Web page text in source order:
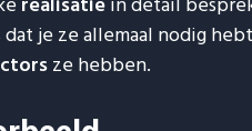
je ze allemaal nodig
ze hebben.